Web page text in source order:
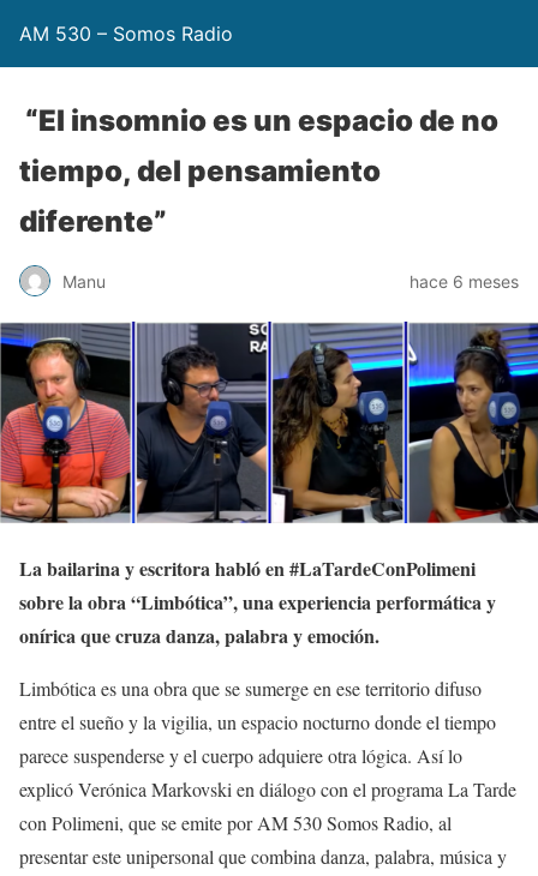
AM 530 – Somos Radio
“El insomnio es un espacio de no
tiempo, del pensamiento
diferente”
Manu hace 6 meses
La bailarina y escritora habló en #LaTardeConPolimeni
sobre la obra “Limbótica”, una experiencia performática y
onírica que cruza danza, palabra y emoción.
Limbótica es una obra que se sumerge en ese territorio difuso
entre el sueño y la vigilia, un espacio nocturno donde el tiempo
parece suspenderse y el cuerpo adquiere otra lógica. Así lo
explicó Verónica Markovski en diálogo con el programa La Tarde
con Polimeni, que se emite por AM 530 Somos Radio, al
presentar este unipersonal que combina danza, palabra, música y